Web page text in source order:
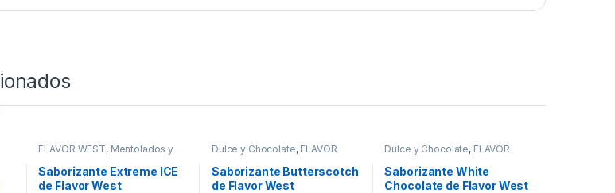
FLAVOR WEST, Mentolados y
Sabor a Mentolados y
Mentas,Saborizantes
Saborizante Extreme ICE
de Flavor West
Dulce y Chocolate, FLAVOR
,
Chocolate,Saborizantes
Saborizante Butterscotch
de Flavor West
Dulce y Chocolate, FLAVOR
,
Chocolate,Saborizantes
Saborizante White
Chocolate de Flavor West